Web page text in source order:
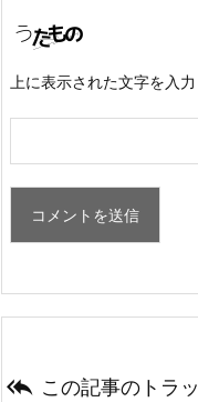
上に表示された文字を入力
 この記事のトラ